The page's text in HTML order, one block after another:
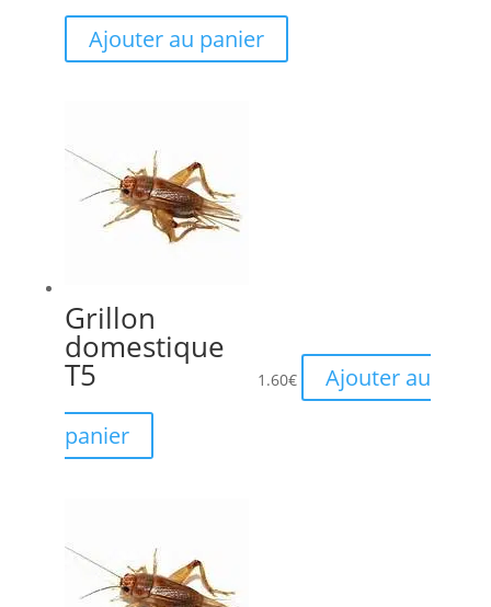
Ajouter au panier
Grillon
domestique
T5 1.60€
Ajouter au
panier